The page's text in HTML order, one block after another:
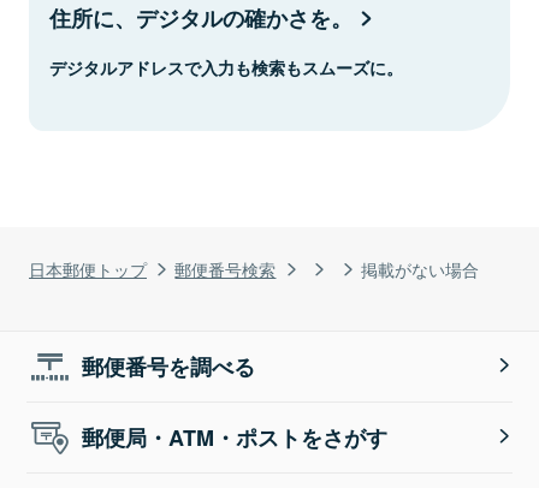
日本郵便トップ 郵便番号検索 掲載がない場合
住所に、デジタルの確かさを。
デジタルアドレスで入力も検索もスムーズに。
郵便番号を調べる
郵便局・ATM・ポストをさがす